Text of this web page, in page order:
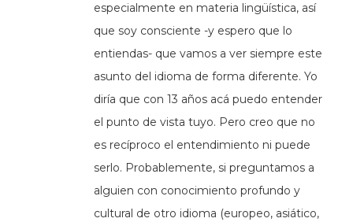
especialmente en materia lingüística, así
que soy consciente -y espero que lo
entiendas- que vamos a ver siempre este
asunto del idioma de forma diferente. Yo
diría que con 13 años acá puedo entender
el punto de vista tuyo. Pero creo que no
es recíproco el entendimiento ni puede
serlo. Probablemente, si preguntamos a
alguien con conocimiento profundo y
cultural de otro idioma (europeo, asiático,